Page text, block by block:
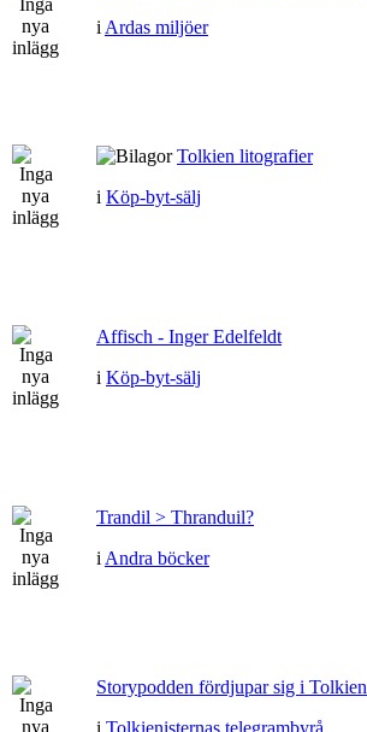
i Ardas miljöer
Tolkien litografier
i Köp-byt-sälj
Affisch - Inger Edelfeldt
i Köp-byt-sälj
Trandil > Thranduil?
i Andra böcker
Storypodden fördjupar sig i
i Tolkienisternas telegrambyrå